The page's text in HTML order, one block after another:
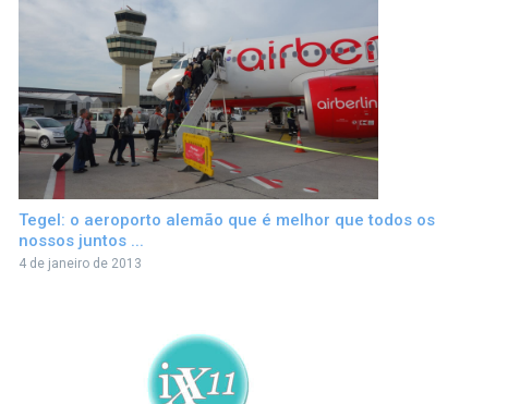
Tegel: o aeroporto alemão que é melhor que todos os
nossos juntos ...
4 de janeiro de 2013